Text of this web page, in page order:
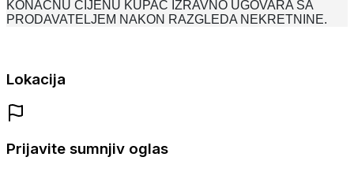
KONAČNU CIJENU KUPAC IZRAVNO UGOVARA SA
PRODAVATELJEM NAKON RAZGLEDA NEKRETNINE.
Lokacija
Prijavite sumnjiv oglas